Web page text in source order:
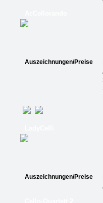
Auszeichnungen/Preise
Auszeichnungen/Preise